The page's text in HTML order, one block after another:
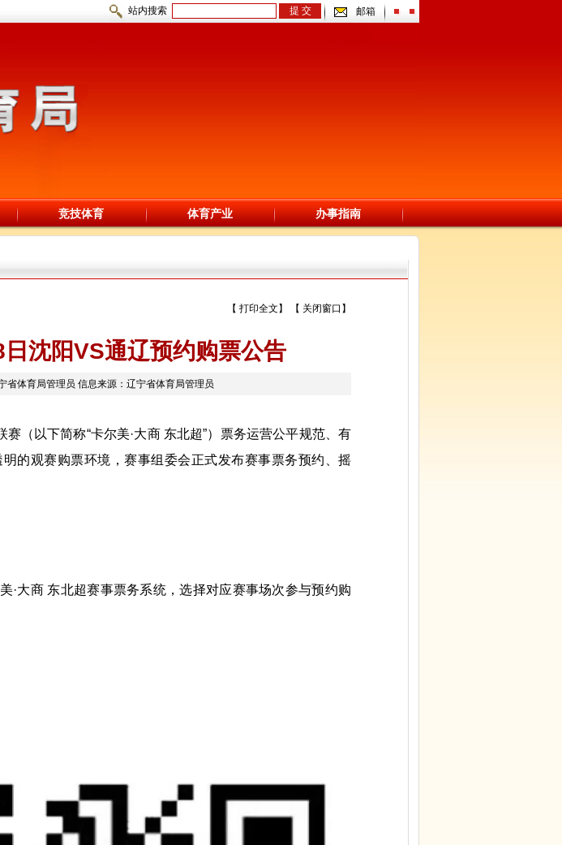
站内搜索 邮箱
竞技体育 体育产业 办事指南 青少年体育
【 打印全文 】 【 关闭窗口 】
沈阳VS通辽预约购票公告
体育局管理员 信息来源：辽宁省体育局管理员
以下简称“卡尔美·大商 东北超”）票务运营公平规范、有
的观赛购票环境，赛事组委会正式发布赛事票务预约、摇
商 东北超赛事票务系统，选择对应赛事场次参与预约购